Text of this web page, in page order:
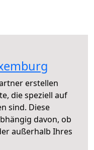
erstellen
die speziell auf
sind. Diese
davon, ob
außerhalb Ihres